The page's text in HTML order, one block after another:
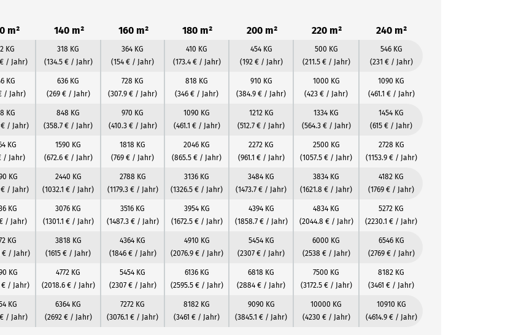
m² 140 m² 160 m² 180 m² 200 m² 220 m² 240 m²
KG
€ / Jahr)
318 KG
(134.5 € / Jahr)
364 KG
(154 € / Jahr)
410 KG
(173.4 € / Jahr)
454 KG
(192 € / Jahr)
500 KG
(211.5 € / Jahr)
546 KG
(231 € / Jahr)
KG
/ Jahr)
636 KG
(269 € / Jahr)
728 KG
(307.9 € / Jahr)
818 KG
(346 € / Jahr)
910 KG
(384.9 € / Jahr)
1000 KG
(423 € / Jahr)
1090 KG
(461.1 € / Jahr)
KG
€ / Jahr)
848 KG
(358.7 € / Jahr)
970 KG
(410.3 € / Jahr)
1090 KG
(461.1 € / Jahr)
1212 KG
(512.7 € / Jahr)
1334 KG
(564.3 € / Jahr)
1454 KG
(615 € / Jahr)
KG
/ Jahr)
1590 KG
(672.6 € / Jahr)
1818 KG
(769 € / Jahr)
2046 KG
(865.5 € / Jahr)
2272 KG
(961.1 € / Jahr)
2500 KG
(1057.5 € / Jahr)
2728 KG
(1153.9 € / Jahr)
KG
€ / Jahr)
2440 KG
(1032.1 € / Jahr)
2788 KG
(1179.3 € / Jahr)
3136 KG
(1326.5 € / Jahr)
3484 KG
(1473.7 € / Jahr)
3834 KG
(1621.8 € / Jahr)
4182 KG
(1769 € / Jahr)
KG
/ Jahr)
3076 KG
(1301.1 € / Jahr)
3516 KG
(1487.3 € / Jahr)
3954 KG
(1672.5 € / Jahr)
4394 KG
(1858.7 € / Jahr)
4834 KG
(2044.8 € / Jahr)
5272 KG
(2230.1 € / Jahr)
KG
€ / Jahr)
3818 KG
(1615 € / Jahr)
4364 KG
(1846 € / Jahr)
4910 KG
(2076.9 € / Jahr)
5454 KG
(2307 € / Jahr)
6000 KG
(2538 € / Jahr)
6546 KG
(2769 € / Jahr)
KG
€ / Jahr)
4772 KG
(2018.6 € / Jahr)
5454 KG
(2307 € / Jahr)
6136 KG
(2595.5 € / Jahr)
6818 KG
(2884 € / Jahr)
7500 KG
(3172.5 € / Jahr)
8182 KG
(3461 € / Jahr)
KG
/ Jahr)
6364 KG
(2692 € / Jahr)
7272 KG
(3076.1 € / Jahr)
8182 KG
(3461 € / Jahr)
9090 KG
(3845.1 € / Jahr)
10000 KG
(4230 € / Jahr)
10910 KG
(4614.9 € / Jahr)